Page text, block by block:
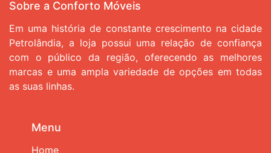
Sobre a Conforto Móveis
Em uma história de constante crescimento na cidade
Petrolândia, a loja possui uma relação de confiança
com o público da região, oferecendo as melhores
marcas e uma ampla variedade de opções em todas
as suas linhas.
Menu
Home